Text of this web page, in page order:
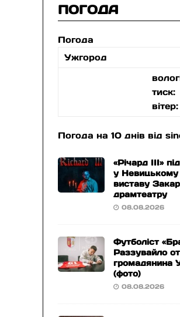
ПОГОДА
Погода
Ужгород
тиск:
вітер:
Погода на 10 днів від
«Річард ІІІ»
у
виставу
драмтеатру
08.08.2026
Футболіст
Раззувайло
громадянина
(фото)
08.08.2026